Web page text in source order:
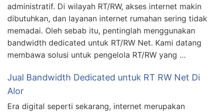
administratif. Di wilayah RT/RW, akses internet makin
dibutuhkan, dan layanan internet rumahan sering tidak
memadai. Oleh sebab itu, pentinglah menggunakan
bandwidth dedicated untuk RT/RW Net. Kami datang
membawa solusi untuk pengelola RT/RW yang …
Jual Bandwidth Dedicated untuk RT RW Net Di
Alor
Era digital seperti sekarang, internet merupakan